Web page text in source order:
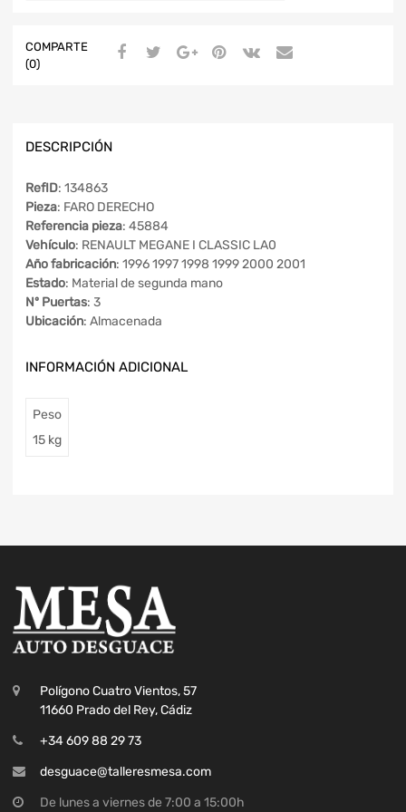
COMPARTE
(0)
DESCRIPCIÓN
RefID: 134863
Pieza: FARO DERECHO
Referencia pieza: 45884
Vehículo: RENAULT MEGANE I CLASSIC LA0
Año fabricación: 1996 1997 1998 1999 2000 2001
Estado: Material de segunda mano
Nº Puertas: 3
Ubicación: Almacenada
INFORMACIÓN ADICIONAL
Peso
15 kg
Polígono Cuatro Vientos, 57
11660 Prado del Rey, Cádiz
+34 609 88 29 73
desguace@talleresmesa.com
De lunes a viernes de 7:00 a 15:00h